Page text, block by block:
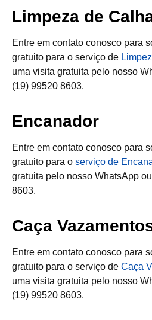
Limpeza de
Entre em contato conosco para
gratuito para o serviço de
uma visita gratuita pelo nosso
(19) 99520 8603.
Encanador
Entre em contato conosco para
gratuito para o serviço de
gratuita pelo nosso WhatsApp
8603.
Caça
Entre em contato conosco para
gratuito para o serviço de Caça
uma visita gratuita pelo nosso
(19) 99520 8603.